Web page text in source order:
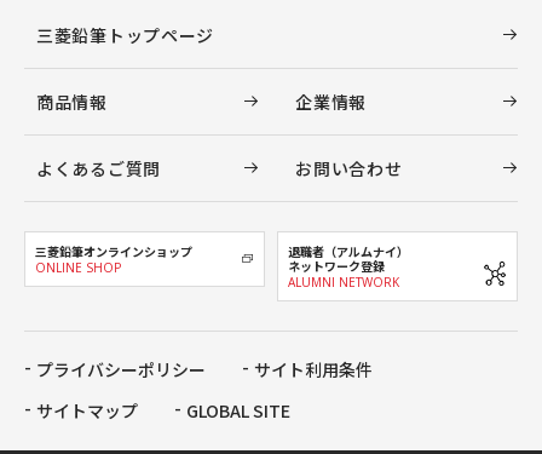
三菱鉛筆トップページ
商品情報 企業情報
よくあるご質問 お問い合わせ
三菱鉛筆オンラインショップ
ONLINE SHOP
退職者（アルムナイ）
ネットワーク登録
ALUMNI NETWORK
プライバシーポリシー
サイト利用条件
サイトマップ
GLOBAL SITE